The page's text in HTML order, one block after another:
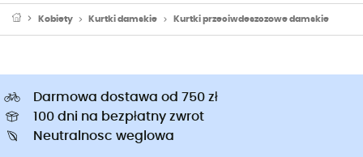
Kobiety Kurtki damskie Kurtki przeciwdeszczowe damskie
Darmowa dostawa od 750 zł
100 dni na bezpłatny zwrot
Neutralnosc weglowa